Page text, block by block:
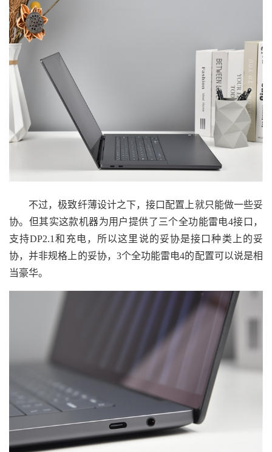
不过，极致纤薄设计之下，接口配置上就只能做一些妥
协。但其实这款机器为用户提供了三个全功能雷电4接口，
支持DP2.1和充电，所以这里说的妥协是接口种类上的妥
协，并非规格上的妥协，3个全功能雷电4的配置可以说是相
当豪华。